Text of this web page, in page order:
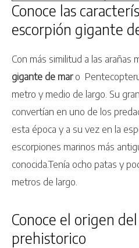
Conoce las
escorpión gigante
Con más similitud a las arañas
gigante de maro
metro y medio de largo. Su
convertían en uno de los
esta época y a su vez en la
escorpiones marinos más
conocida.Tenía ocho patas y
metros de largo.
Conoce el origen
prehistorico